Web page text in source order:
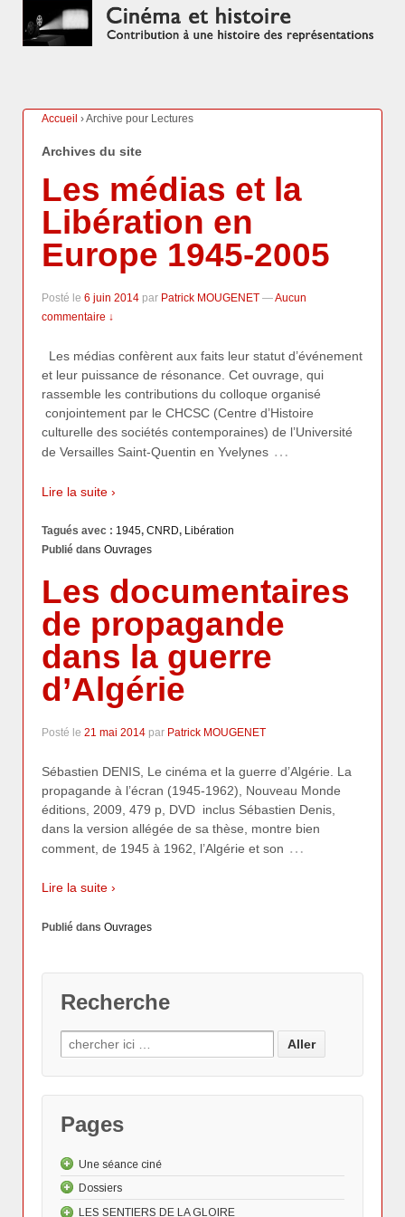
Accueil ›Archive pour Lectures
Archives du site
Les médias et la
Libération en
Europe 1945-2005
Posté le 6 juin 2014 par Patrick MOUGENET —Aucun
commentaire ↓
Les médias confèrent aux faits leur statut d’événement
et leur puissance de résonance. Cet ouvrage, qui
rassemble les contributions du colloque organisé
conjointement par le CHCSC (Centre d’Histoire
culturelle des sociétés contemporaines) de l’Université
de Versailles Saint-Quentin en Yvelynes …
Lire la suite ›
Tagués avec : 1945, CNRD, Libération
Publié dans Ouvrages
Les documentaires
de propagande
dans la guerre
d’Algérie
Posté le 21 mai 2014 par Patrick MOUGENET
Sébastien DENIS, Le cinéma et la guerre d’Algérie. La
propagande à l’écran (1945-1962), Nouveau Monde
éditions, 2009, 479 p, DVD inclus Sébastien Denis,
dans la version allégée de sa thèse, montre bien
comment, de 1945 à 1962, l’Algérie et son …
Lire la suite ›
Publié dans Ouvrages
Recherche
Pages
Une séance ciné
Les "Actus"
Le dessin animé
Dossiers
Les Actualités cinématographiques
LES SENTIERS DE LA GLOIRE